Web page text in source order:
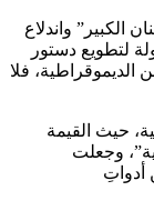
الكبير” واندلاع
لتطويع دستور
الديموقراطية، فلا
حيث القيمة
وجعلت
أدواتِ